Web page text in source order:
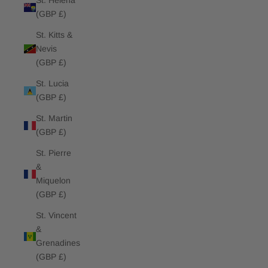
(GBP £)
St. Kitts &
Nevis
(GBP £)
St. Lucia
(GBP £)
St. Martin
(GBP £)
St. Pierre
&
Miquelon
(GBP £)
St. Vincent
&
Grenadines
(GBP £)